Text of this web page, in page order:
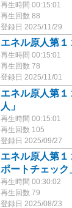
再生時間 00:15:01
再生回数 88
登録日 2025/11/29
エネル原人第１
再生時間 00:15:01
再生回数 78
登録日 2025/11/01
エネル原人第１
人」
再生時間 00:15:01
再生回数 105
登録日 2025/09/27
エネル原人第
ポートチェック
再生時間 00:30:02
再生回数 79
登録日 2025/08/23